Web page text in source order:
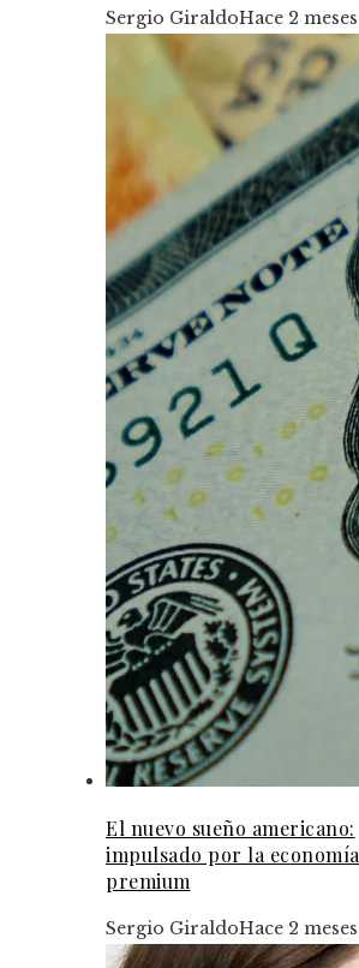
Sergio GiraldoHace 2 meses
El nuevo sueño americano:
impulsado por la economía
premium
Sergio GiraldoHace 2 meses